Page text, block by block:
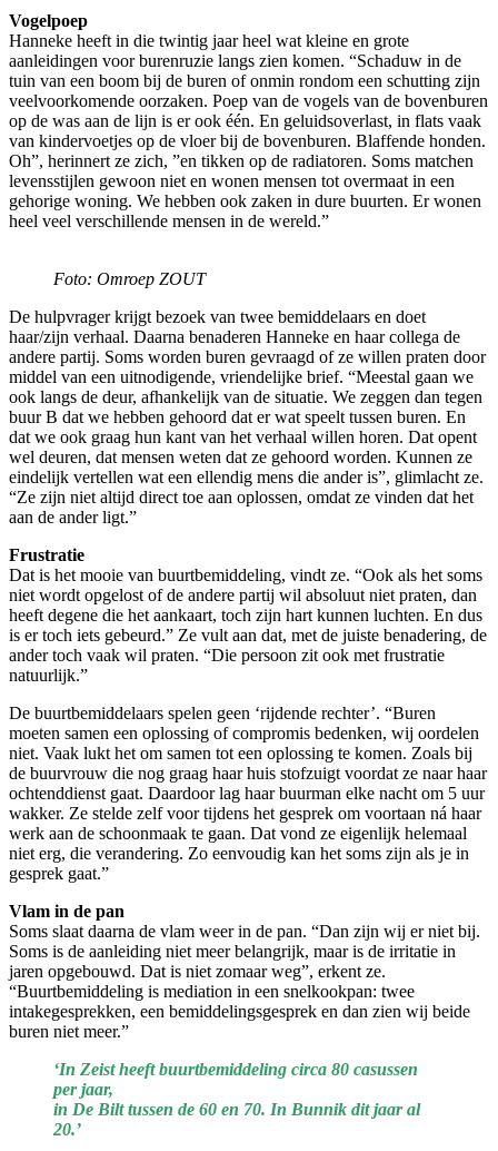
Vogelpoep
Hanneke heeft in die twintig jaar heel wat kleine en grote
aanleidingen voor burenruzie langs zien komen. “Schaduw in de
tuin van een boom bij de buren of onmin rondom een schutting zijn
veelvoorkomende oorzaken. Poep van de vogels van de bovenburen
op de was aan de lijn is er ook één. En geluidsoverlast, in flats vaak
van kindervoetjes op de vloer bij de bovenburen. Blaffende honden.
Oh”, herinnert ze zich, ”en tikken op de radiatoren. Soms matchen
levensstijlen gewoon niet en wonen mensen tot overmaat in een
gehorige woning. We hebben ook zaken in dure buurten. Er wonen
heel veel verschillende mensen in de wereld.”
Foto: Omroep ZOUT
De hulpvrager krijgt bezoek van twee bemiddelaars en doet
haar/zijn verhaal. Daarna benaderen Hanneke en haar collega de
andere partij. Soms worden buren gevraagd of ze willen praten door
middel van een uitnodigende, vriendelijke brief. “Meestal gaan we
ook langs de deur, afhankelijk van de situatie. We zeggen dan tegen
buur B dat we hebben gehoord dat er wat speelt tussen buren. En
dat we ook graag hun kant van het verhaal willen horen. Dat opent
wel deuren, dat mensen weten dat ze gehoord worden. Kunnen ze
eindelijk vertellen wat een ellendig mens die ander is”, glimlacht ze.
“Ze zijn niet altijd direct toe aan oplossen, omdat ze vinden dat het
aan de ander ligt.”
Frustratie
Dat is het mooie van buurtbemiddeling, vindt ze. “Ook als het soms
niet wordt opgelost of de andere partij wil absoluut niet praten, dan
heeft degene die het aankaart, toch zijn hart kunnen luchten. En dus
is er toch iets gebeurd.” Ze vult aan dat, met de juiste benadering, de
ander toch vaak wil praten. “Die persoon zit ook met frustratie
natuurlijk.”
De buurtbemiddelaars spelen geen ‘rijdende rechter’. “Buren
moeten samen een oplossing of compromis bedenken, wij oordelen
niet. Vaak lukt het om samen tot een oplossing te komen. Zoals bij
de buurvrouw die nog graag haar huis stofzuigt voordat ze naar haar
ochtenddienst gaat. Daardoor lag haar buurman elke nacht om 5 uur
wakker. Ze stelde zelf voor tijdens het gesprek om voortaan ná haar
werk aan de schoonmaak te gaan. Dat vond ze eigenlijk helemaal
niet erg, die verandering. Zo eenvoudig kan het soms zijn als je in
gesprek gaat.”
Vlam in de pan
Soms slaat daarna de vlam weer in de pan. “Dan zijn wij er niet bij.
Soms is de aanleiding niet meer belangrijk, maar is de irritatie in
jaren opgebouwd. Dat is niet zomaar weg”, erkent ze.
“Buurtbemiddeling is mediation in een snelkookpan: twee
intakegesprekken, een bemiddelingsgesprek en dan zien wij beide
buren niet meer.”
‘In Zeist heeft buurtbemiddeling circa 80 casussen
per jaar,
in De Bilt tussen de 60 en 70. In Bunnik dit jaar al
20.’